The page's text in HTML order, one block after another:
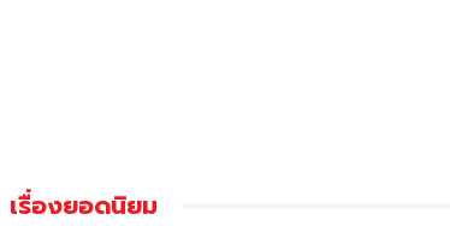
เรื่องยอดนิยม